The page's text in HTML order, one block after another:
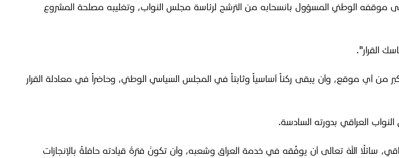
موقفه الوطني المسؤول بانسحابه من الترشح لرئاسة مجلس النواب، وتغليبه مصلحة المشروع
القرار".
أي موقع، وأن يبقى ركناً أساسياً وثابتاً في المجلس السياسي الوطني، وحاضراً في معادلة القرار
العراقي بدورته السادسة.
سائلًا اللهَ تعالى أن يوفِّقه في خدمة العراق وشعبه، وأن تكونَ فترةُ قيادته حافلةً بالإنجازات